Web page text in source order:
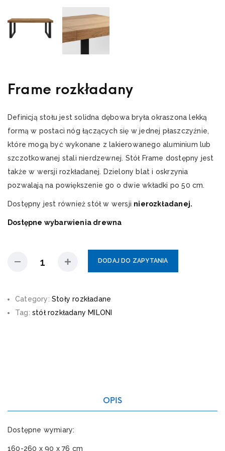
Frame rozkładany
Definicją stołu jest solidna dębowa bryła okraszona lekką
formą w postaci nóg łączących się w jednej płaszczyźnie,
które mogą być wykonane z lakierowanego aluminium lub
szczotkowanej stali nierdzewnej. Stół Frame dostępny jest
także w wersji rozkładanej. Dzielony blat i oskrzynia
pozwalają na powiększenie go o dwie wkładki po 50 cm.
Dostępny jest również stół w wersji nierozkładanej.
Dostępne wybarwienia drewna
DODAJ DO ZAPYTANIA
Category: Stoły rozkładane
Tag: stół rozkładany MILONI
OPIS
Dostępne wymiary:
160-260 x 90 x 76 cm